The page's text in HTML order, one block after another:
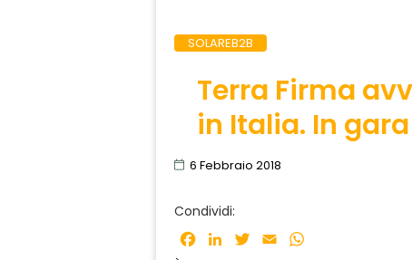
SOLAREB2B
Terra Firma
in Italia. In gara
6 Febbraio 2018
Condividi:
Facebook
LinkedInTwitter
Email